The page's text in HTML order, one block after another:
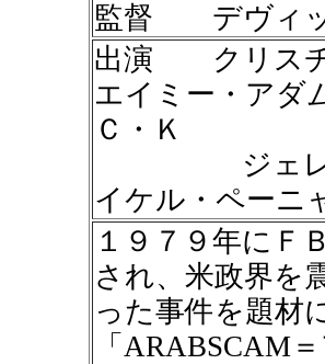
監督 デヴィッ
出演 クリス
エイミー・ア
Ｃ・Ｋ
ジェレミ
イケル・ペー
１９７９年にＦ
され、米政界を
った事件を題材
「ARABSCAM